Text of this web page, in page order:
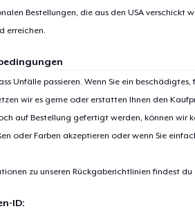
Bestellungen, die aus den USA verschickt
erreichen.
Unfälle passieren. Wenn Sie ein
wir es gerne oder erstatten Ihnen den
auf Bestellung gefertigt werden, können wir
oder Farben akzeptieren oder wenn Sie
zu unseren Rückgaberichtlinien findest du
ID:
1Artikel